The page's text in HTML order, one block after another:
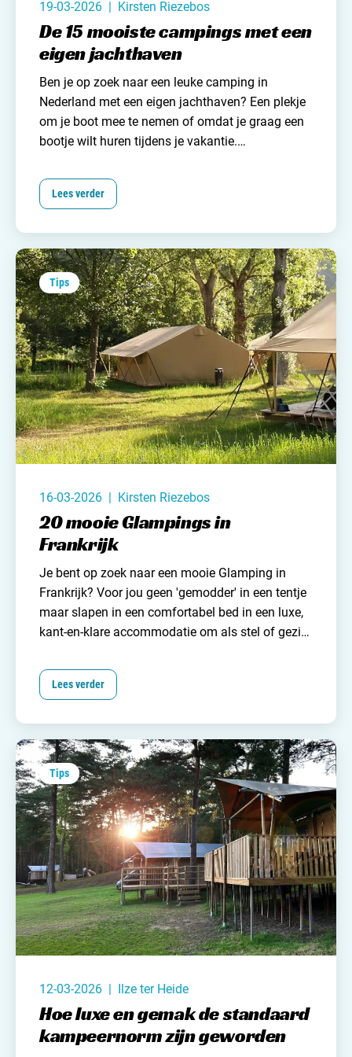
19-03-2026 | Kirsten Riezebos
De 15 mooiste campings met een
eigen jachthaven
Ben je op zoek naar een leuke camping in
Nederland met een eigen jachthaven? Een plekje
om je boot mee te nemen of omdat je graag een
bootje wilt huren tijdens je vakantie.
gevonden met ligplaats voor je boot en/of
bootverhuur. Ervaar de vrijheid van het varen op
hieronder snel verder!
Lees verder
Tips
16-03-2026 | Kirsten Riezebos
20 mooie Glampings in
Frankrijk
Je bent op zoek naar een mooie Glamping in
Frankrijk? Voor jou geen 'gemodder' in een tentje
maar slapen in een comfortabel bed in een luxe,
kant-en-klare accommodatie om als stel of gezin
Glamping ook veel gemak. Na je lange reis naar
Frankrijk staat bij aankomst alles voor je klaar.
worden is.
Lees verder
Tips
12-03-2026 | Ilze ter Heide
Hoe luxe en gemak de standaard
kampeernorm zijn geworden